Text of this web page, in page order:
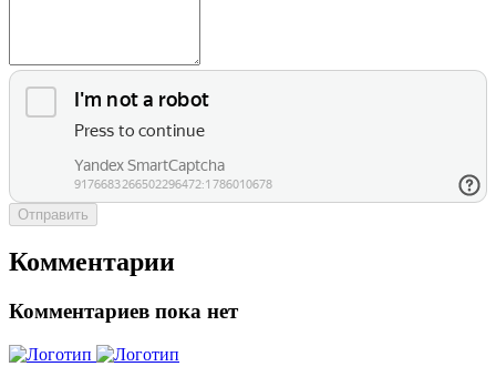
Отправить
Комментарии
Комментариев пока нет